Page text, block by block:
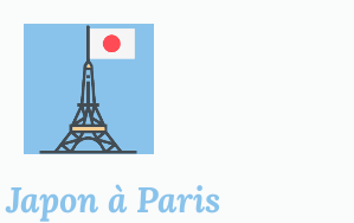
à Paris